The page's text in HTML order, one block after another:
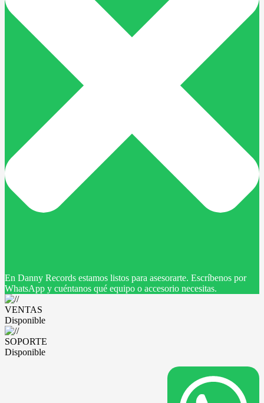
En Danny Records estamos listos para asesorarte. Escríbenos por
WhatsApp y cuéntanos qué equipo o accesorio necesitas.
VENTAS
Disponible
SOPORTE
Disponible